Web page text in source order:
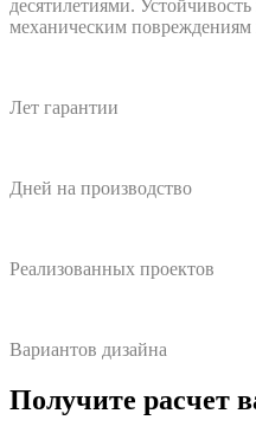
десятилетиями.
механическим повреждениям
Лет гарантии
Дней на производство
Реализованных проектов
Вариантов дизайна
Получите расчет